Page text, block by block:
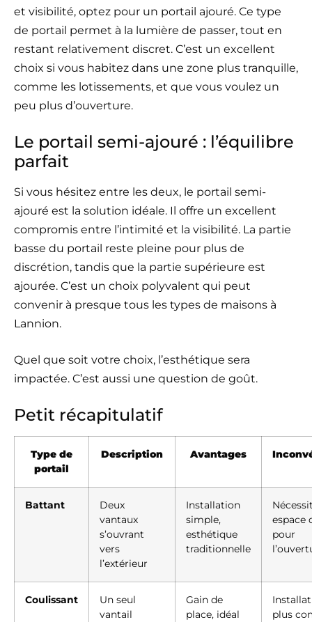
et visibilité, optez pour un portail ajouré. Ce type
de portail permet à la lumière de passer, tout en
restant relativement discret. C’est un excellent
choix si vous habitez dans une zone plus tranquille,
comme les lotissements, et que vous voulez un
peu plus d’ouverture.
Le portail semi-ajouré : l’équilibre
parfait
Si vous hésitez entre les deux, le portail semi-
ajouré est la solution idéale. Il offre un excellent
compromis entre l’intimité et la visibilité. La partie
basse du portail reste pleine pour plus de
discrétion, tandis que la partie supérieure est
ajourée. C’est un choix polyvalent qui peut
convenir à presque tous les types de maisons à
Lannion.
Quel que soit votre choix, l’esthétique sera
impactée. C’est aussi une question de goût.
Petit récapitulatif
Type de
portail
Description Avantages
Battant
Deux
vantaux
s’ouvrant
vers
l’extérieur
Installation
simple,
esthétique
traditionnelle
espace
pour
Coulissant
Un seul
vantail
Gain de
place, idéal
plus